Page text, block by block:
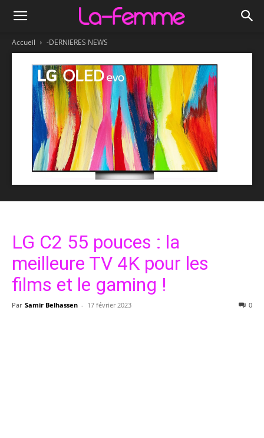
Accueil -DERNIERES NEWS
LG C2 55 pouces : la
meilleure TV 4K pour les
films et le gaming !
Par Samir Belhassen - 17 février 2023 0